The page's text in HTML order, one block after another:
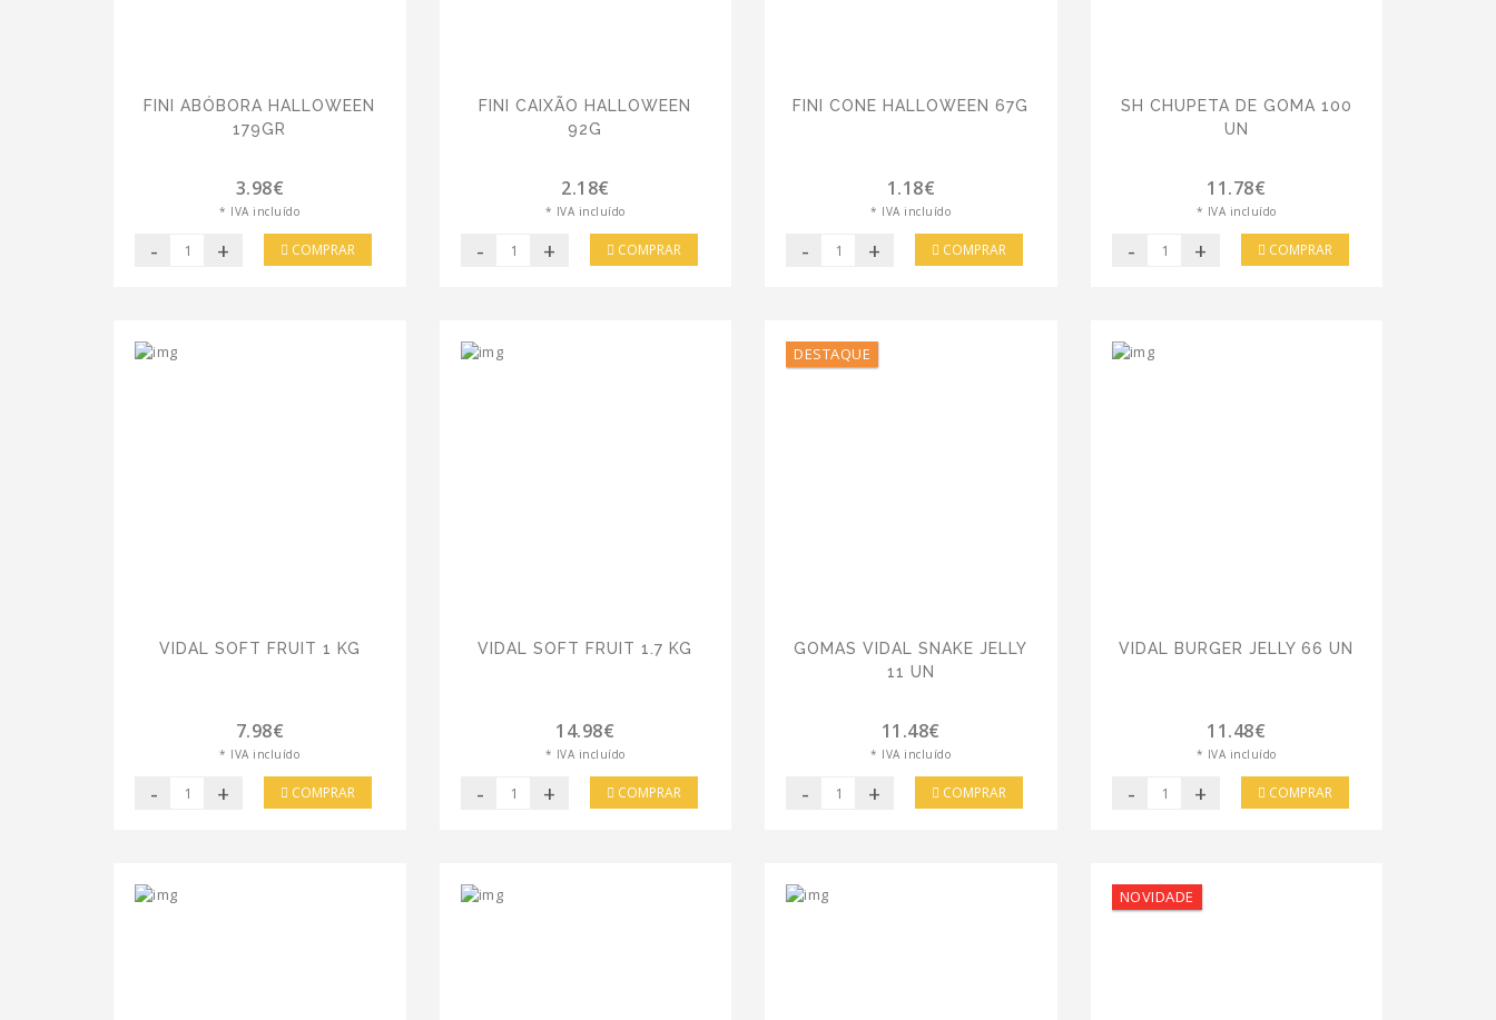
FINI ABÓBORA HALLOWEEN
179GR
3.98€
* IVA incluído
- + COMPRAR
FINI CAIXÃO HALLOWEEN
92G
2.18€
* IVA incluído
- + COMPRAR
FINI CONE HALLOWEEN 67G
1.18€
* IVA incluído
- + COMPRAR
SH CHUPETA DE GOMA 100
UN
11.78€
* IVA incluído
- + COMPRAR
VIDAL SOFT FRUIT 1 KG
7.98€
* IVA incluído
- + COMPRAR
VIDAL SOFT FRUIT 1.7 KG
14.98€
* IVA incluído
- + COMPRAR
DESTAQUE
GOMAS VIDAL SNAKE JELLY
11 UN
11.48€
* IVA incluído
- + COMPRAR
VIDAL BURGER JELLY 66 UN
11.48€
* IVA incluído
- + COMPRAR
NOVIDADE